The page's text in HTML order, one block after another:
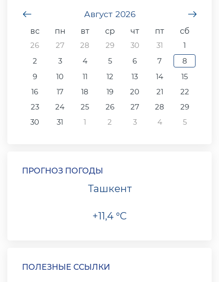
Август 2026
вс
пн вт ср чт пт
сб
26
27 28 29 30 31
1
2
3 4 5 6 7
8
9
10 11 12 13 14
15
16
17 18 19 20 21
22
23
24 25 26 27 28
29
30
31 1 2 3 4 5
ПРОГНОЗ ПОГОДЫ
Ташкент
+11,4 °C
ПОЛЕЗНЫЕ ССЫЛКИ